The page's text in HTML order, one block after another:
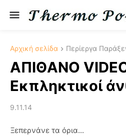
Αρχική σελίδα Περίεργα
ΑΠΙΘΑΝΟ
Εκπληκτικοί
9.11.14
Ξεπερνάνε τα όρια...